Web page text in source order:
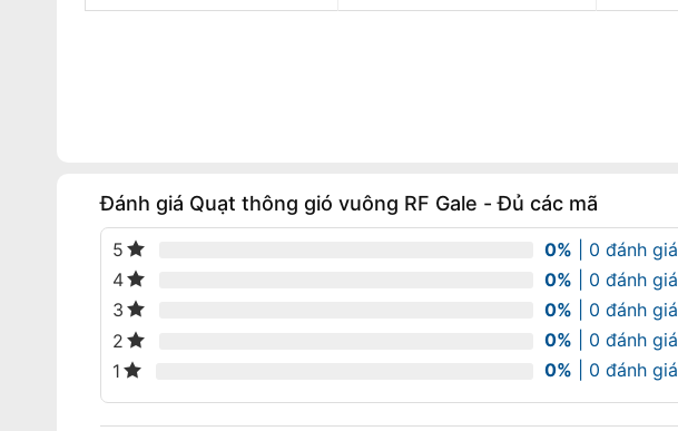
Đánh giá Quạt thông gió vuông RF Gale - Đủ các mã
5 0% | 0 đánh giá
4
0% | 0 đánh giá
3
0% | 0 đánh giá
2
0% | 0 đánh giá
1
0% | 0 đánh giá